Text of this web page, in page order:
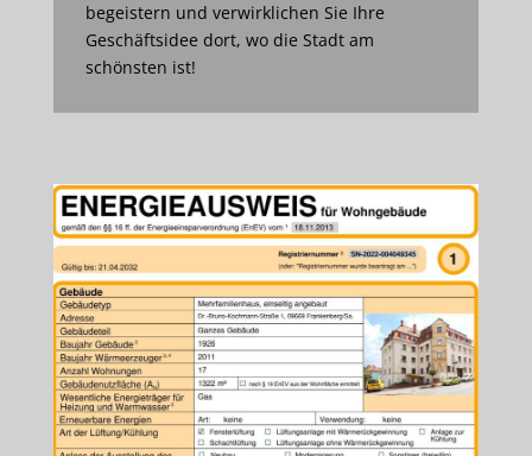
begeistern und verwirklichen Sie Ihre
Geschäftsidee dort, wo die Stadt am
schönsten ist!